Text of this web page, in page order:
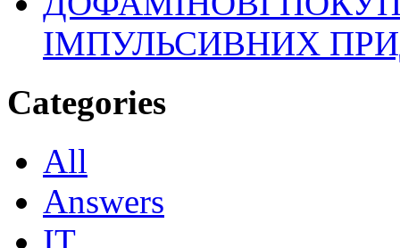
ІМПУЛЬСИВНИХ
Categories
All
Answers